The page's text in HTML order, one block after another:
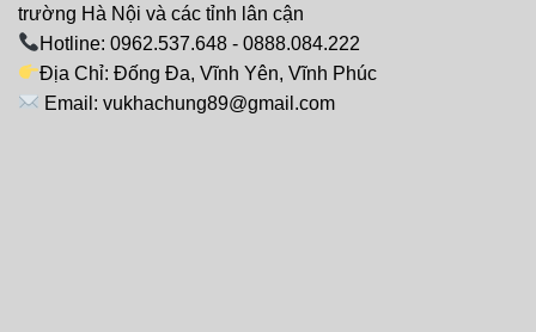
trường Hà Nội và các tỉnh lân cận
Hotline: 0962.537.648 - 0888.084.222
Địa Chỉ: Đống Đa, Vĩnh Yên, Vĩnh Phúc
Email: vukhachung89@gmail.com